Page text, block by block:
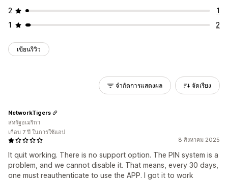
2
1
1
2
เขียนรีวิว
จำกัดการแสดงผล จัดเรียง
8 สิงหาคม 2025
It quit working. There is no support option. The PIN system is a
problem, and we cannot disable it. That means, every 30 days,
one must reauthenticate to use the APP. I got it to work
NetworkTigers
สหรัฐอเมริกา
เกือบ 7 ปี ในการใช้แอป